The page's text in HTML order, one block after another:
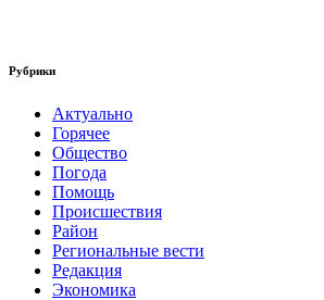
Рубрики
Актуально
Горячее
Общество
Погода
Помощь
Происшествия
Район
Региональные вести
Редакция
Экономика